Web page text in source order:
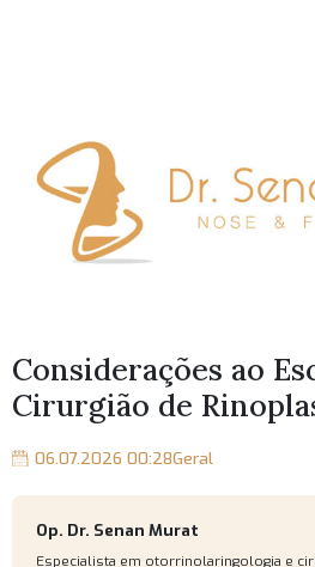
Considerações ao
Cirurgião de
06.07.2026 00:28Geral
Op. Dr. Senan Murat
Especialista em otorrinolaringologia e